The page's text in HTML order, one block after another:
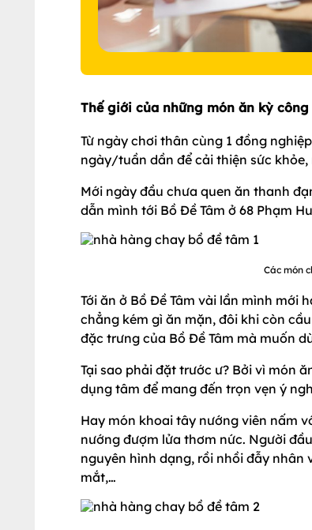
Thế giới của những món ăn kỳ
Từ ngày chơi thân cùng 1 đồng
ngày/tuần dần để cải thiện sức
Mới ngày đầu chưa quen ăn thanh
dẫn mình tới Bồ Đề Tâm ở 68 Phạm
Các món
Tới ăn ở Bồ Đề Tâm vài lần mình mới
chẳng kém gì ăn mặn, đôi khi còn
đặc trưng của Bồ Đề Tâm mà muốn
Tại sao phải đặt trước ư? Bởi vì món
dụng tâm để mang đến trọn vẹn ý
Hay món khoai tây nướng viên nấm
nướng đượm lửa thơm nức. Người
nguyên hình dạng, rồi nhồi đẫy nhân
mắt,…